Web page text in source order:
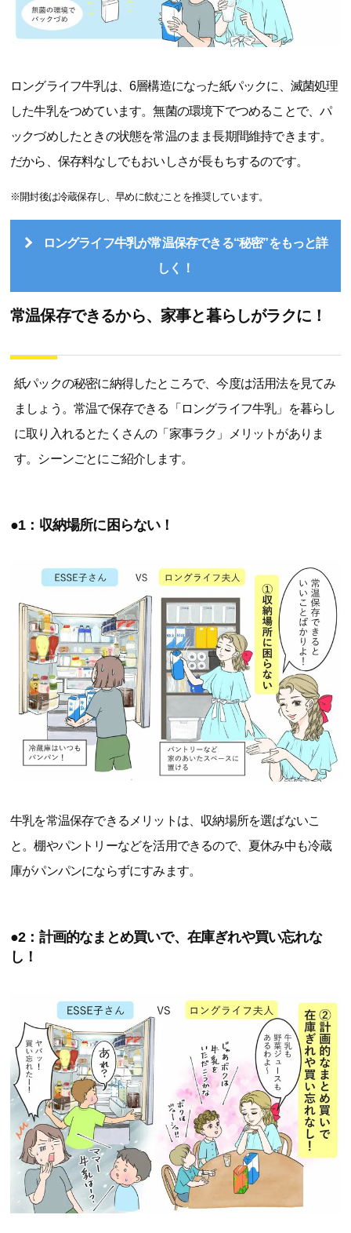
ロングライフ牛乳は、6層構造になった紙パックに、滅菌処理
した牛乳をつめています。無菌の環境下でつめることで、パ
ックづめしたときの状態を常温のまま長期間維持できます。
だから、保存料なしでもおいしさが長もちするのです。
※開封後は冷蔵保存し、早めに飲むことを推奨しています。
ロングライフ牛乳が常温保存できる“秘密”をもっと詳
しく！
常温保存できるから、家事と暮らしがラクに！
紙パックの秘密に納得したところで、今度は活用法を見てみ
ましょう。常温で保存できる「ロングライフ牛乳」を暮らし
に取り入れるとたくさんの「家事ラク」メリットがありま
す。シーンごとにご紹介します。
●1：収納場所に困らない！
牛乳を常温保存できるメリットは、収納場所を選ばないこ
と。棚やパントリーなどを活用できるので、夏休み中も冷蔵
庫がパンパンにならずにすみます。
●2：計画的なまとめ買いで、在庫ぎれや買い忘れな
し！